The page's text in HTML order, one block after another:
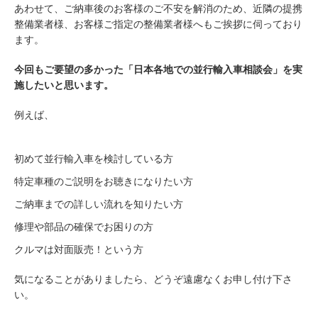
あわせて、ご納車後のお客様のご不安を解消のため、近隣の提携
整備業者様、お客様ご指定の整備業者様へもご挨拶に伺っており
ます。
今回もご要望の多かった「日本各地での並行輸入車相談会」を実
施したいと思います。
例えば、
初めて並行輸入車を検討している方
特定車種のご説明をお聴きになりたい方
ご納車までの詳しい流れを知りたい方
修理や部品の確保でお困りの方
クルマは対面販売！という方
気になることがありましたら、どうぞ遠慮なくお申し付け下さ
い。